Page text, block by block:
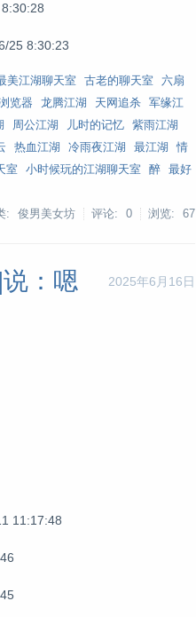
25 8:30:23
美江湖聊天室 古老的聊天室
六扇
览器 龙腾江湖 天网追杀
军缘江
周公江湖 儿时的记忆
紫雨江湖
热血江湖 冷雨夜江湖 最江湖
情
室 小时候玩的江湖聊天室 醉
最好
: 俊男美女坊 评论: 0 浏览: 67
2025年6月16日
：嗯
11:17:48